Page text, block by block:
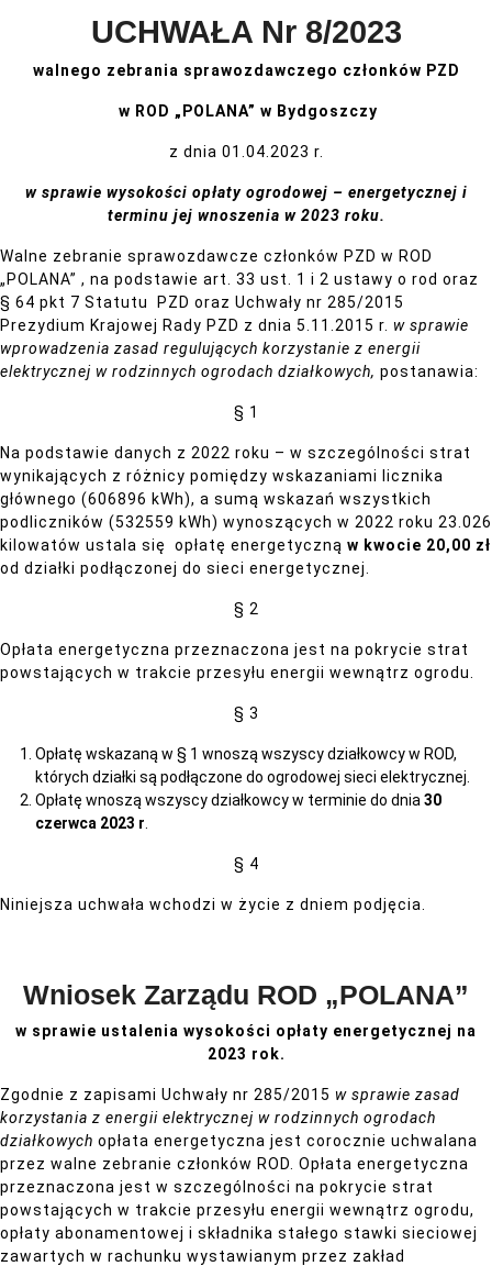
UCHWAŁA Nr 8/2023
walnego zebrania sprawozdawczego członków PZD
w ROD „POLANA” w Bydgoszczy
z dnia 01.04.2023 r.
w sprawie wysokości opłaty ogrodowej – energetycznej i
terminu jej wnoszenia w 2023 roku.
Walne zebranie sprawozdawcze członków PZD w ROD
„POLANA” , na podstawie art. 33 ust. 1 i 2 ustawy o rod oraz
§ 64 pkt 7 Statutu PZD oraz Uchwały nr 285/2015
Prezydium Krajowej Rady PZD z dnia 5.11.2015 r. w sprawie
wprowadzenia zasad regulujących korzystanie z energii
elektrycznej w rodzinnych ogrodach działkowych, postanawia:
§ 1
Na podstawie danych z 2022 roku – w szczególności strat
wynikających z różnicy pomiędzy wskazaniami licznika
głównego (606896 kWh), a sumą wskazań wszystkich
podliczników (532559 kWh) wynoszących w 2022 roku 23.026
kilowatów ustala się opłatę energetyczną w kwocie 20,00 zł
od działki podłączonej do sieci energetycznej.
§ 2
Opłata energetyczna przeznaczona jest na pokrycie strat
powstających w trakcie przesyłu energii wewnątrz ogrodu.
§ 3
Opłatę wskazaną w § 1 wnoszą wszyscy działkowcy w ROD,
których działki są podłączone do ogrodowej sieci elektrycznej.
Opłatę wnoszą wszyscy działkowcy w terminie do dnia 30
czerwca 2023 r
§ 4
Niniejsza uchwała wchodzi w życie z dniem podjęcia.
Wniosek Zarządu ROD „POLANA”
w sprawie ustalenia wysokości opłaty energetycznej na
2023 rok.
Zgodnie z zapisami Uchwały nr 285/2015 w sprawie zasad
korzystania z energii elektrycznej w rodzinnych ogrodach
działkowych opłata energetyczna jest corocznie uchwalana
przez walne zebranie członków ROD. Opłata energetyczna
przeznaczona jest w szczególności na pokrycie strat
powstających w trakcie przesyłu energii wewnątrz ogrodu,
opłaty abonamentowej i składnika stałego stawki sieciowej
zawartych w rachunku wystawianym przez zakład